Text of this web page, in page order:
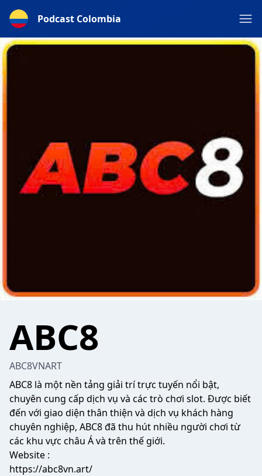
Podcast Colombia
ABC8
ABC8VNART
ABC8 là một nền tảng giải trí trực tuyến nổi bật,
chuyên cung cấp dịch vụ và các trò chơi slot. Được biết
đến với giao diện thân thiện và dịch vụ khách hàng
chuyên nghiệp, ABC8 đã thu hút nhiều người chơi từ
các khu vực châu Á và trên thế giới.
Website :
https://abc8vn.art/